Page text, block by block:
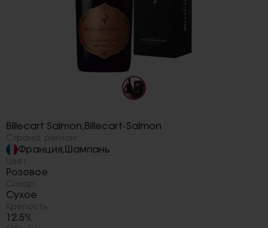
Billecart Salmon, Billecart-Salmon
Франция, Шампань
Розовое
Сухое
12.5%